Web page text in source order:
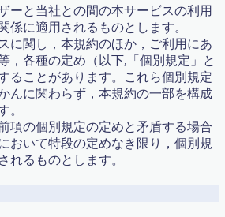
ようこそ！名越先生 〜
説教部屋）
Part06
事 Part06
事 Part13
2015特別授業講座
ボ特別授業開講2015
ーと当社との間の本サービスの利用
係に適用されるものとします。
に関し，本規約のほか，ご利用にあ
，各種の定め（以下,「個別規定」と
ることがあります。これら個別規定
んに関わらず，本規約の一部を構成
。
項の個別規定の定めと矛盾する場合
おいて特段の定めなき限り，個別規
れるものとします。